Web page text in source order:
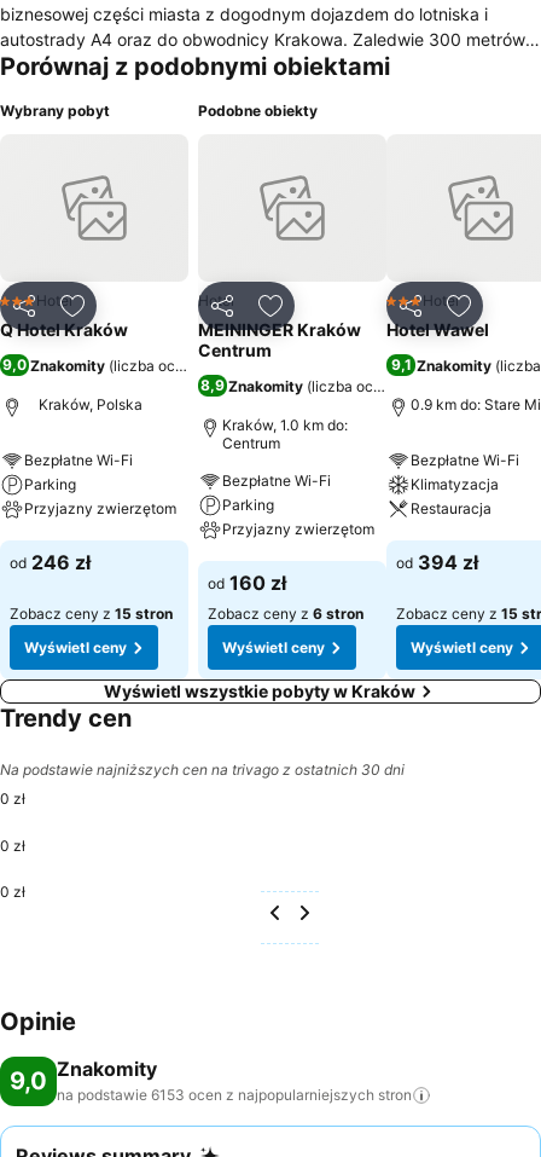
biznesowej części miasta z dogodnym dojazdem do lotniska i
autostrady A4 oraz do obwodnicy Krakowa. Zaledwie 300 metrów
dzieli nas od Centrum Handlowego, gdzie znajdują się Galeria
Porównaj z podobnymi obiektami
Wybrany pobyt
UdostępnijDodaj do ulubionych
3 Kategoria
Hotel
Q Hotel Kraków
9,0 Znakomity (liczba ocen: 6153
Kraków, Polska
Bezpłatne Wi-Fi
Parking
Przyjazny zwierzętom
Wyświetl ceny
od 246 zł
Zobacz ceny z 15 stron
Wyświetl ceny
Podobne obiekty
UdostępnijDodaj do ulubionych
Hotel
MEININGER Kraków
Centrum
8,9 Znakomity (liczba ocen: 8452
Kraków, 1.0 km do:
Centrum
Bezpłatne Wi-Fi
Parking
Przyjazny zwierzętom
Wyświetl ceny
od 160 zł
Zobacz ceny z 6 stron
Wyświetl ceny
UdostępnijDodaj
3 Kategoria
Hotel
Hotel Wawel
9,1 Znakomity (
0.9 km do: Stare
Bezpłatne Wi-Fi
Klimatyzacja
Restauracja
Wyświetl ceny
od 394 zł
Zobacz ceny z 15
Wyświetl ceny
Wyświetl wszystkie pobyty w Kraków
Trendy cen
Na podstawie najniższych cen na trivago z ostatnich 30 dni
0 zł
0 zł
0 zł
Opinie
9,0 Znakomity
na podstawie 6153 ocen z najpopularniejszych stron